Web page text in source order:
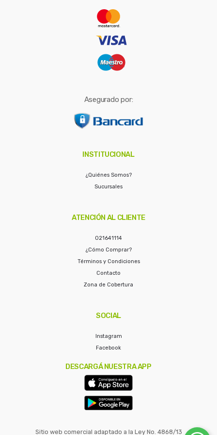
Asegurado por:
INSTITUCIONAL
¿Quiénes Somos?
Sucursales
ATENCIÓN AL CLIENTE
021641114
¿Cómo Comprar?
Términos y Condiciones
Contacto
Zona de Cobertura
SOCIAL
Instagram
Facebook
DESCARGÁ NUESTRA APP
Sitio web comercial adaptado a la Ley No. 4868/13